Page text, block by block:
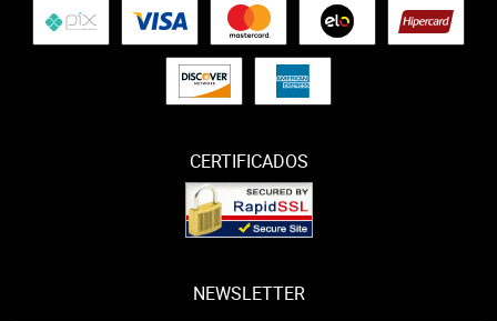
CERTIFICADOS
NEWSLETTER